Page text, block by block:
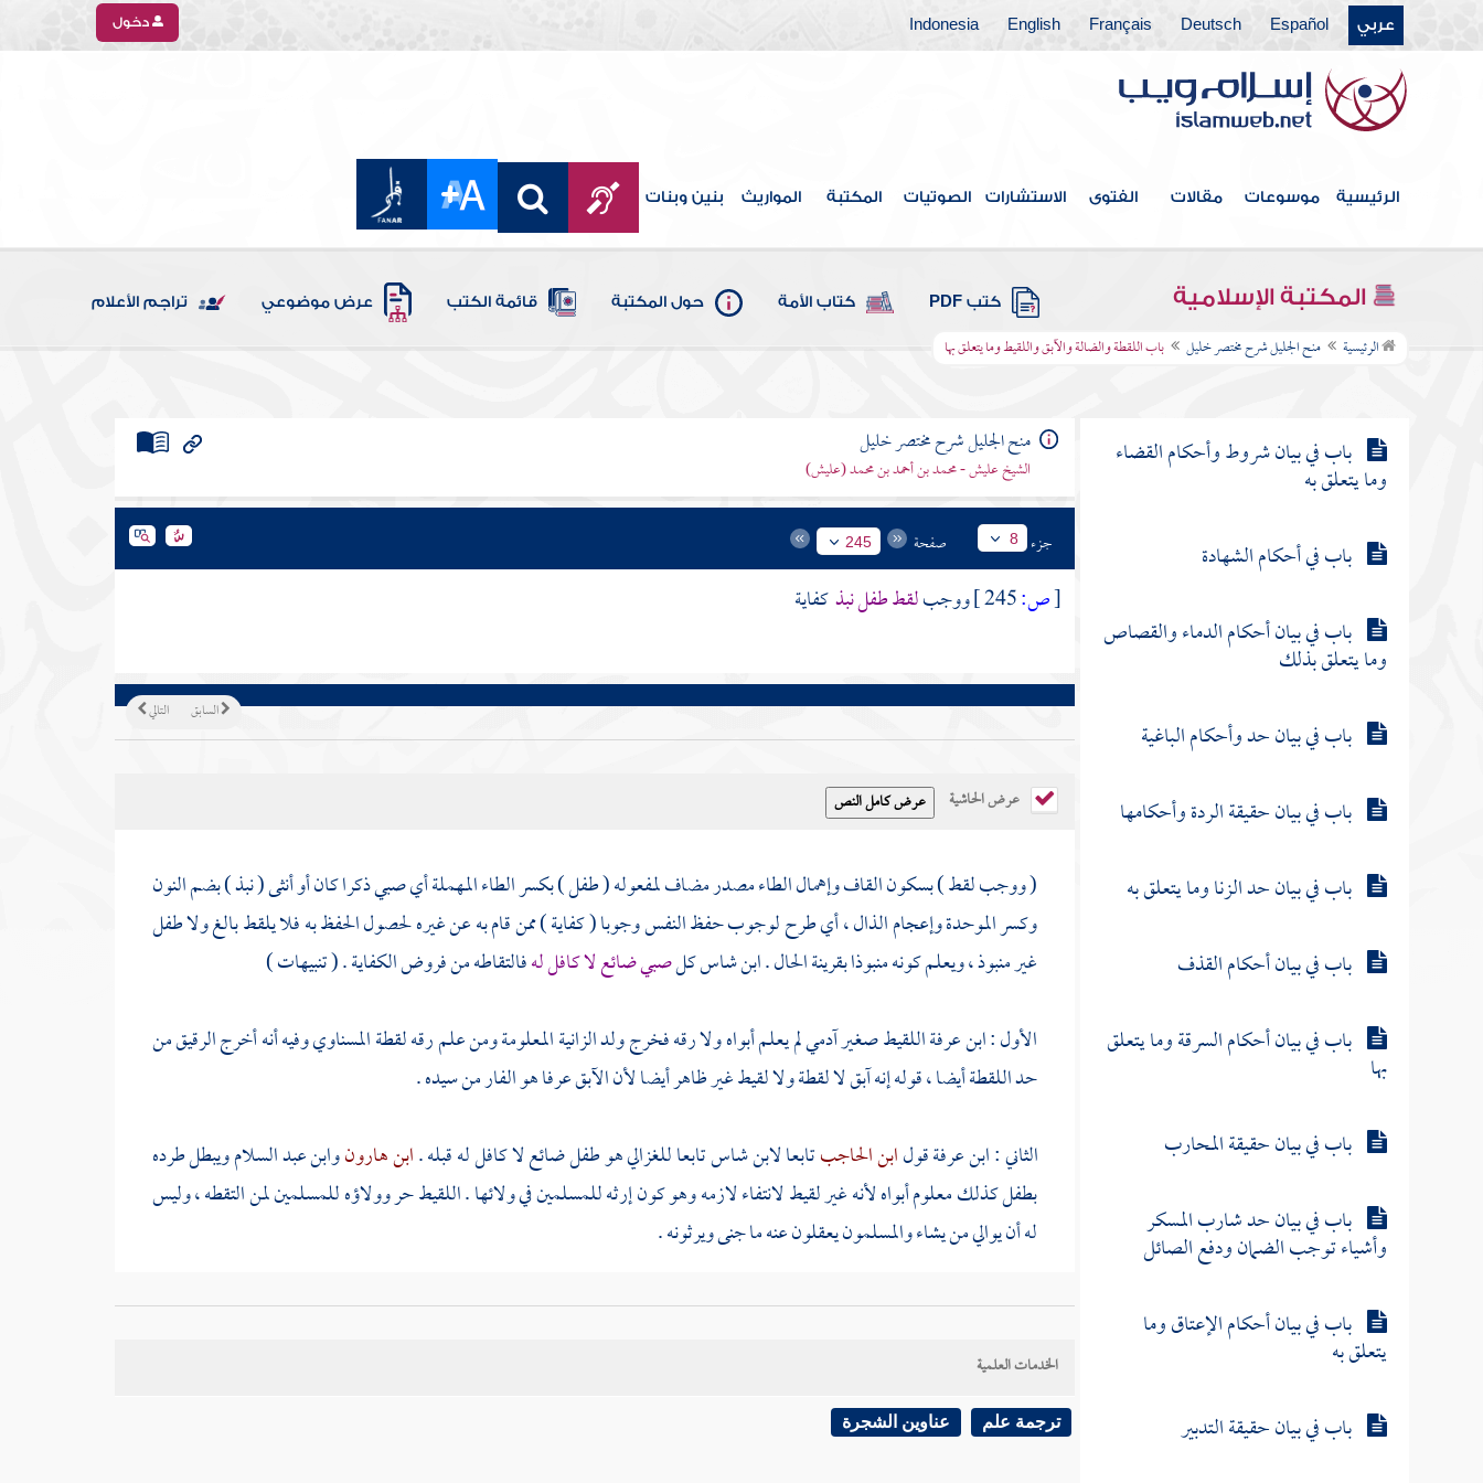
عربي Español
Deutsch
Français
English
Indonesia دخول
الرئيسية موسوعات مقالات الفتوى الاستشارات الصوتيات المكتبة المواريث بنين وبنات
المكتبة الإسلامية كتب PDF كتاب الأمة حول المكتبة قائمة الكتب عرض موضوعي تراجم الأعلام
الرئيسية منح الجليل شرح مختصر خليل باب اللقطة والضالة والآبق واللقيط وما يتعلق بها
باب موات الأرض
باب في بيان أحكام الوقف وما يتعلق
باب في بيان الهبة وأحكامها وما
يتعلق بها
باب اللقطة والضالة والآبق واللقيط
باب في بيان شروط وأحكام القضاء
وما يتعلق به
باب في أحكام الشهادة
باب في بيان أحكام الدماء والقصاص
وما يتعلق بذلك
باب في بيان حد وأحكام الباغية
باب في بيان حقيقة الردة وأحكامها
باب في بيان حد الزنا وما يتعلق به
باب في بيان أحكام القذف
باب في بيان أحكام السرقة وما يتعلق
بها
باب في بيان حقيقة المحارب
باب في بيان حد شارب المسكر
وأشياء توجب الضمان ودفع الصائل
باب في بيان أحكام الإعتاق وما
يتعلق به
باب في بيان حقيقة التدبير
منح الجليل شرح مختصر خليل
الشيخ عليش - محمد بن أحمد بن محمد (عليش)
جزء 8 صفحة 245
[ص: ووجبلقط طفل نبذكفاية
التالي السابق
عرض الحاشية
( ووجب لقط ) بسكون القاف وإهمال الطاء مصدر مضاف لمفعوله ( طفل ) بكسر الطاء المهملة أي صبي ذكرا كان أو أنثى ( نبذ ) بضم النون
وكسر الموحدة وإعجام الذال ، أي طرح لوجوب حفظ النفس وجوبا ( كفاية ) ممن قام به عن غيره لحصول الحفظ به فلا يلقط بالغ ولا طفل
غير منبوذ ، ويعلم كونه منبوذا بقرينة الحال .ابن شاسكلصبي ضائع لا كافل لهفالتقاطه من فروض الكفاية . ( تنبيهات )
الأول :ابن عرفةاللقيط صغير آدمي لم يعلم أبواه ولا رقه فخرج ولد الزانية المعلومة ومن علم رقه لقطةالمسناويوفيه أنه أخرج الرقيق من
حد اللقطة أيضا ، قوله إنه آبق لا لقطة ولا لقيط غير ظاهر أيضا لأن الآبق عرفا هو الفار من سيده .
الثاني :ابن عرفةقولابن الحاجبتابعالابن شاستابعاللغزاليهو طفل ضائع لا كافل له قبله .ابن هارونوابن عبد السلامويبطل طرده
بطفل كذلك معلوم أبواه لأنه غير لقيط لانتفاء لازمه وهو كون إرثه للمسلمين في ولائها . اللقيط حر وولاؤه للمسلمين لمن التقطه ، وليس
له أن يوالي من يشاء والمسلمون يعقلون عنه ما جنى ويرثونه .
الثالث :ابن عرفةأطلقابن شعبانعليه لفظ منبوذ وترجم على أحكامه في الموطإ بالقضاء في المنبوذ . وفي صحاحالجوهريالمنبوذ اللقيط .
اللخمي المنبوذ كاللقيط في الحرية والدين ، واختلف في نسبه فقال
قال لرجل يا منبوذقال ما يعلم منبوذ إلا ولد الزنا وعلى قائله الحد ، وهذا خلاف قول
الخدمات العلمية
ترجمة علم عناوين الشجرة